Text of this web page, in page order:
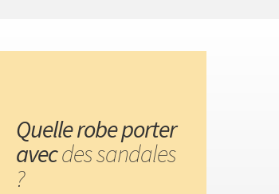
Quelle robe porter
avecdes sandales
?